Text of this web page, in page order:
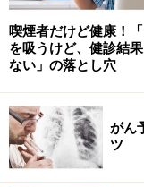
禁煙ではな
果的
この感情から抜け
換が効果的。その
と考えるというこ
たとえば高校の卒
喫煙者だけど健康！
を吸うけど、健診結
ない」の落とし穴
がん
ツ